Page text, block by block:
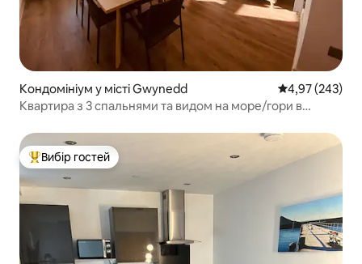
Кондомініум у місті Gwynedd Середня
4,97 (243)
Квартира з 3 спальнями та видом на море/гори в
Топ вибір гостей
Вибір гостей